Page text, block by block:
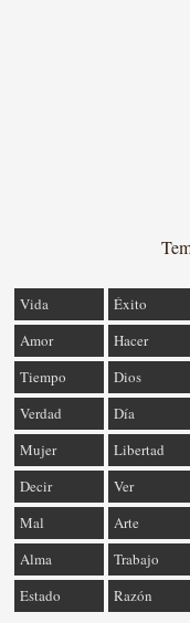
Vida Éxito
Amor
Hacer
Tiempo
Dios
Verdad
Día
Mujer
Libertad
Decir
Ver
Mal
Arte
Alma
Trabajo
Estado
Razón